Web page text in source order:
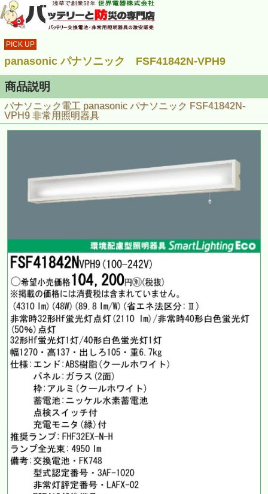
PICK UP
panasonic パナソニック FSF41842N-VPH9
商品説明
パナソニック電工 panasonic パナソニック FSF41842N-
VPH9 非常用照明器具